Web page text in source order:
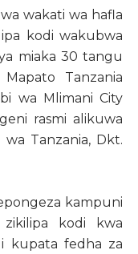
wakati wa hafla
kodi wakubwa
miaka 30 tangu
Tanzania
wa Mlimani City
rasmi alikuwa
Tanzania, Dkt.
kampuni
zikilipa kodi kwa
kupata fedha za